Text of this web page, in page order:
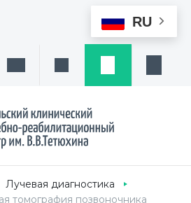
RU
направления или врача
Написать намЗаказ звонка
Лучевая диагностика
томография позвоночника